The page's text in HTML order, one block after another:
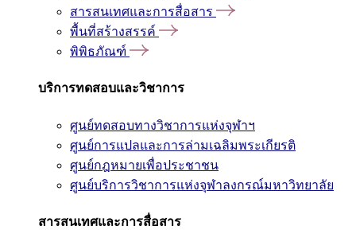
สารสนเทศและการสื่อสาร
พื้นที่สร้างสรรค์
พิพิธภัณฑ์
บริการทดสอบและวิชาการ
ศูนย์ทดสอบทางวิชาการแห่งจุฬาฯ
ศูนย์การแปลและการล่ามเฉลิมพระเกียรติ
ศูนย์กฎหมายเพื่อประชาชน
ศูนย์บริการวิชาการแห่งจุฬาลงกรณ์มหาวิทยาลัย
สารสนเทศและการสื่อสาร